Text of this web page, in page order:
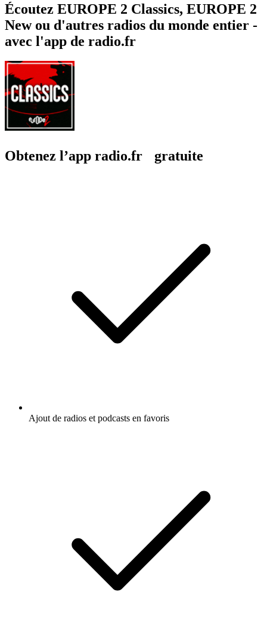
Écoutez EUROPE 2 Classics, EUROPE 2
New ou d'autres radios du monde entier -
avec l'app de radio.fr
Obtenez l’app radio.fr gratuite
Ajout de radios et podcasts en favoris